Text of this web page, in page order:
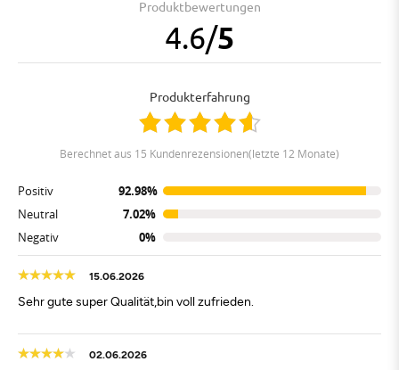
Produktbewertungen
4.6/5
Produkterfahrung
berechnet aus 15 Kundenrezensionen(letzte 12 Monate)
Positiv
92.98%
Neutral
7.02%
Negativ
0%
15.06.2026
Sehr gute super Qualität,bin voll zufrieden.
02.06.2026